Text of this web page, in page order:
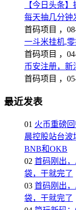
【今日头条
每天抽几分钟
首码项目 ，
一斗米挂机,
首码项目 ，
币安注册，新
首码项目 ，
最近发表
01 火币重磅
晨控股站台波
BNB和OKB
02 首码刚出
袋，干就完了
03 首码刚出
袋，干就完了